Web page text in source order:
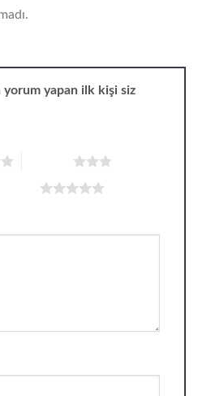
yorum yapan ilk kişi siz